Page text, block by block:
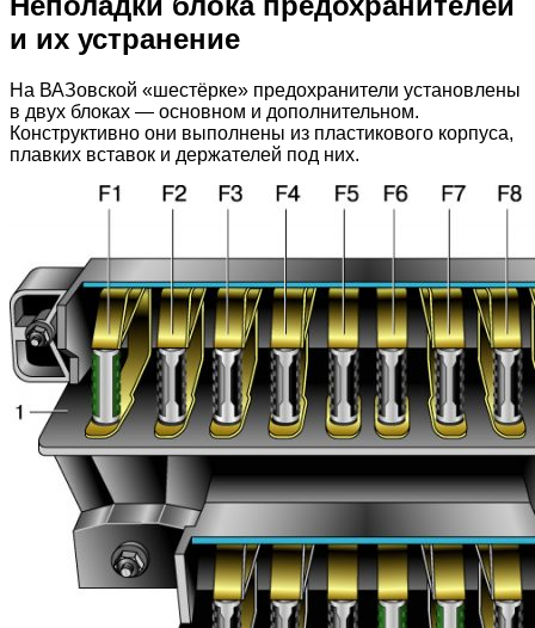
и их устранение
На ВАЗовской «шестёрке» предохранители установлены
в двух блоках — основном и дополнительном.
Конструктивно они выполнены из пластикового корпуса,
плавких вставок и держателей под них.